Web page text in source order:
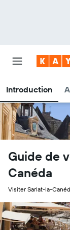
Introduction
Guide de
Canéda
Visiter Sarlat-la-